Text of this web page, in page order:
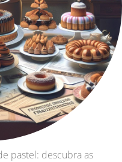
pastel: descubra as